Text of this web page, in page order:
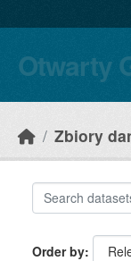
Otwarty
Zbiory
Order by